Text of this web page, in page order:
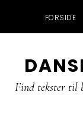
FORSIDE
direkte
til
indhold
direkte
til
direkte
til
Find tekster til